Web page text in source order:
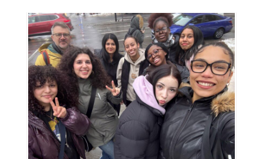
Outils
Liens
Menu principal
Programmes
Formation continue
Admissions